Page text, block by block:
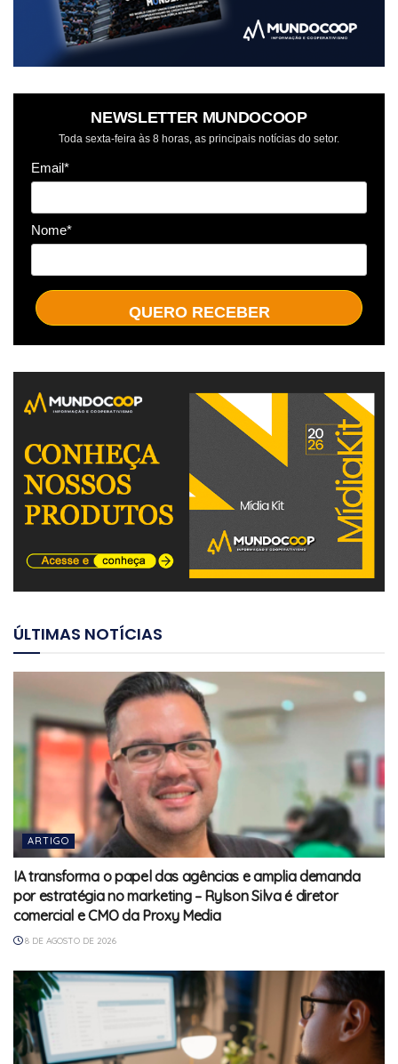
NEWSLETTER MUNDOCOOP
Toda sexta-feira às 8 horas, as principais notícias do setor.
Email*
Nome*
QUERO RECEBER
ÚLTIMAS NOTÍCIAS
ARTIGO
IA transforma o papel das agências e amplia demanda
por estratégia no marketing – Rylson Silva é diretor
comercial e CMO da Proxy Media
8 DE AGOSTO DE 2026